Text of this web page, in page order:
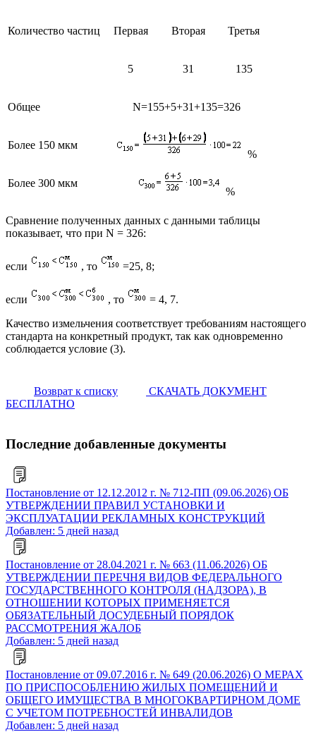
Количество частиц Первая Вторая Третья
5 31 135
Общее N=155+5+31+135=326
Более 150 мкм
%
Более 300 мкм
%
Сравнение полученных данных с данными таблицы
показывает, что при N = 326:
если , то =25, 8;
если , то
= 4, 7.
Качество измельчения соответствует требованиям настоящего
стандарта на конкретный продукт, так как одновременно
соблюдается условие (3).
Возврат к списку
СКАЧАТЬ ДОКУМЕНТ
БЕСПЛАТНО
Последние добавленные документы
Постановление от 12.12.2012 г. № 712-ПП (09.06.2026) ОБ
УТВЕРЖДЕНИИ ПРАВИЛ УСТАНОВКИ И
ЭКСПЛУАТАЦИИ РЕКЛАМНЫХ КОНСТРУКЦИЙ
Добавлен: 5 дней назад
Постановление от 28.04.2021 г. № 663 (11.06.2026) ОБ
УТВЕРЖДЕНИИ ПЕРЕЧНЯ ВИДОВ ФЕДЕРАЛЬНОГО
ГОСУДАРСТВЕННОГО КОНТРОЛЯ (НАДЗОРА), В
ОТНОШЕНИИ КОТОРЫХ ПРИМЕНЯЕТСЯ
ОБЯЗАТЕЛЬНЫЙ ДОСУДЕБНЫЙ ПОРЯДОК
РАССМОТРЕНИЯ ЖАЛОБ
Добавлен: 5 дней назад
Постановление от 09.07.2016 г. № 649 (20.06.2026) О МЕРАХ
ПО ПРИСПОСОБЛЕНИЮ ЖИЛЫХ ПОМЕЩЕНИЙ И
ОБЩЕГО ИМУЩЕСТВА В МНОГОКВАРТИРНОМ ДОМЕ
С УЧЕТОМ ПОТРЕБНОСТЕЙ ИНВАЛИДОВ
Добавлен: 5 дней назад